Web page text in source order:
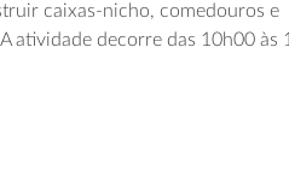
caixas-nicho, comedouros e
atividade decorre das 10h00 às